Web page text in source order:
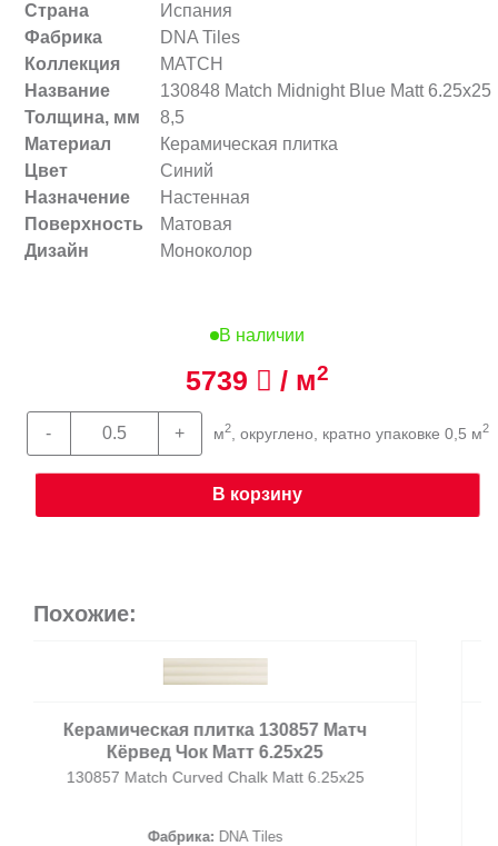
Страна
Испания
Фабрика
DNA Tiles
Коллекция
MATCH
Название
130848 Match Midnight Blue Matt 6.25x25
Толщина, мм
8,5
Материал
Керамическая плитка
Цвет
Синий
Назначение
Настенная
Поверхность
Матовая
Дизайн
Моноколор
В наличии
5739 / м2
м2, округлено, кратно упаковке 0,5 м2
В корзину
Похожие:
Керамическая плитка 130860 Матч
Кёрвед Миднайт Блю Мэтт 6.25x25
130860 Match Curved Midnight Blue Matt 6.25x25
Фабрика:DNA Tiles